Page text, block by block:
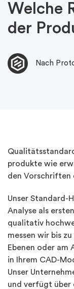
Welche
der
Nach
produkte wie
den Vorschriften
Unser Standard-
Analyse als
qualitativ
messen wir bis
Ebenen oder am
in Ihrem CAD-
Unser
und verfügt über